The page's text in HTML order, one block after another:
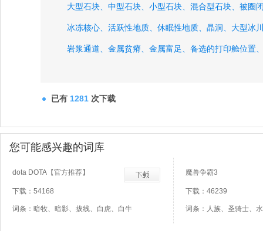
大型石块、 中型石块、 小型石块、 混合型石块、 被圈
冰冻核心、 活跃性地质、 休眠性地质、 晶洞、 大型冰
岩浆通道、 金属贫瘠、 金属富足、 备选的打印舱位置
已有 1281 次下载
您可能感兴趣的词库
dota DOTA【官方推荐】
下载：54168
词条：暗牧、暗影、拔线、白虎、白牛
魔兽争霸3
下载：46239
词条：人族、圣骑士、